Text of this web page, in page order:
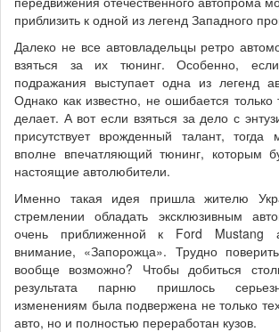
приблизить к одной из легенд Западного
Далеко не все автовладельцы ретро
взяться за их тюнинг. Особенно,
подражания выступает одна из легенд
Однако как известно, не ошибается только
делает. А вот если взяться за дело с
присутствует врожденный талант, тогда
вполне впечатляющий тюнинг, которым
настоящие автолюбители.
Именно такая идея пришла жителю
стремлении обладать эксклюзивным
очень приближенной к Ford Mustang
внимание, «Запорожца». Трудно
вообще возможно? Чтобы добиться
результата парню пришлось
изменениям была подвержена не только
авто, но и полностью переработан кузов.